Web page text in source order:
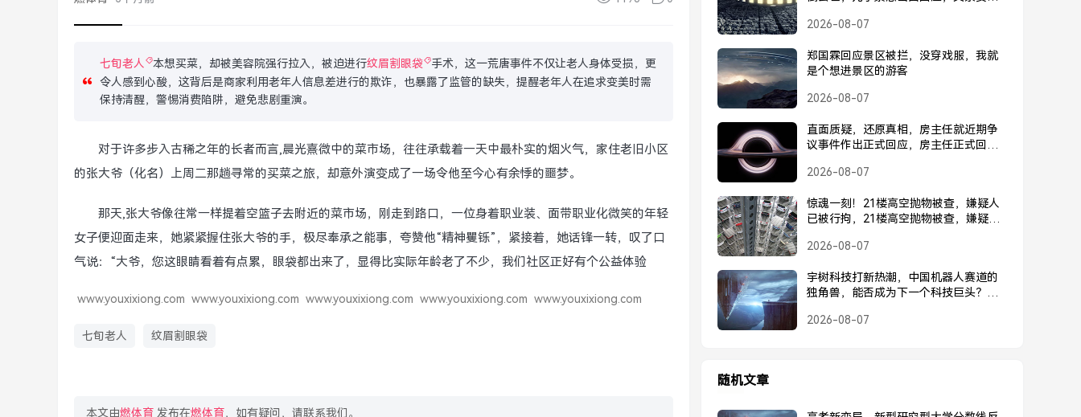
七旬老人 本想买菜，却被美容院强行拉入，被迫进行纹眉割眼袋
手术，这一荒唐事件不仅让老人身体受损，更
令人感到心酸，这背后是商家利用老年人信息差进行的欺诈，也暴露了监管的缺失，提醒老年人在追求变美时需
保持清醒，警惕消费陷阱，避免悲剧重演。
对于许多步入古稀之年的长者而言,晨光熹微中的菜市场，往往承载着一天中最朴实的烟火气，家住老旧小区
的张大爷（化名）上周二那趟寻常的买菜之旅，却意外演变成了一场令他至今心有余悸的噩梦。
那天,张大爷像往常一样提着空篮子去附近的菜市场，刚走到路口，一位身着职业装、面带职业化微笑的年轻
女子便迎面走来，她紧紧握住张大爷的手，极尽奉承之能事，夸赞他“精神矍铄”，紧接着，她话锋一转，叹了口
气说：“大爷，您这眼睛看着有点累，眼袋都出来了，显得比实际年龄老了不少，我们社区正好有个公益体验
www.youxixiong.com www.youxixiong.com www.youxixiong.com www.youxixiong.com www.youxixiong.com
七旬老人 纹眉割眼袋
本文由燃体育 发布在燃体育，如有疑问，请联系我们。
紧急回应，父亲安好并未离世
2026-08-07
郑国霖回应景区被拦，没穿戏服，我就
是个想进景区的游客
2026-08-07
直面质疑，还原真相，房主任就近期争
议事件作出正式回应，房主任正式回应
2026-08-07
惊魂一刻！21楼高空抛物被查，嫌疑人
已被行拘，21楼高空抛物被查，嫌疑人
2026-08-07
宇树科技打新热潮，中国机器人赛道的
独角兽，能否成为下一个科技巨头？宇
否成为下一个科技巨头？
2026-08-07
随机文章